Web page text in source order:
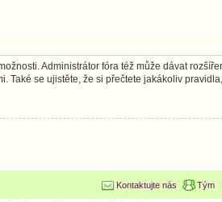
Administrátor fóra též může dávat
se ujistěte, že si přečtete jakákoliv
Tým
Kontaktujte nás